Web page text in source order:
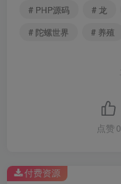
# PHP源码
# 龙
# 陀螺世界
# 养殖
点赞 0
付费资源